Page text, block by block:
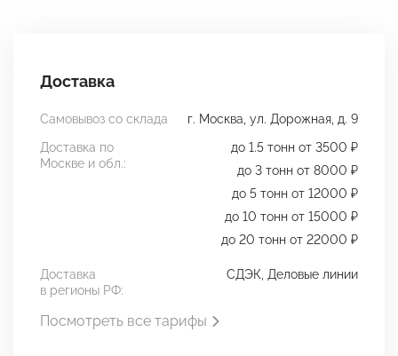
Доставка
Самовывоз со склада
г. Москва, ул. Дорожная, д. 9
Доставка по
Москве и обл.:
до 1.5 тонн от 3500 ₽
до 3 тонн от 8000 ₽
до 5 тонн от 12000 ₽
до 10 тонн от 15000 ₽
до 20 тонн от 22000 ₽
Доставка
в регионы РФ:
СДЭК, Деловые линии
Посмотреть все тарифы